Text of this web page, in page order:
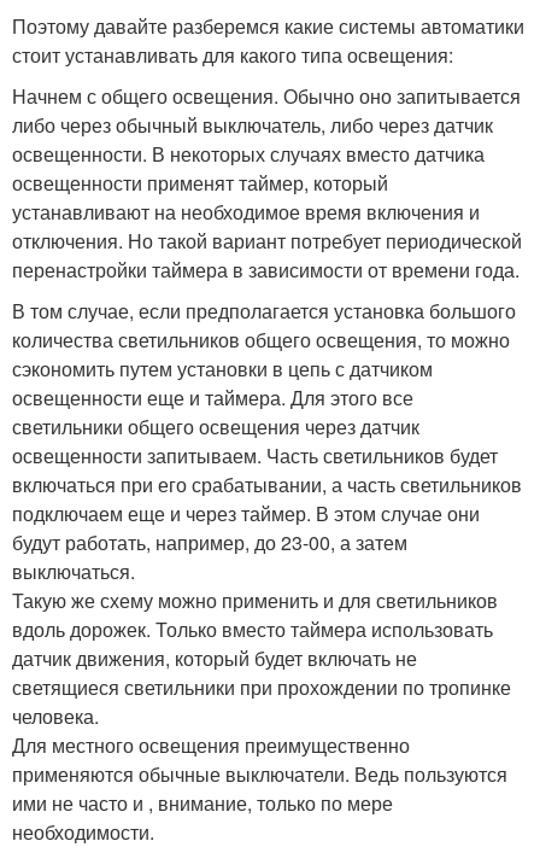
Поэтому давайте разберемся какие системы автоматики
стоит устанавливать для какого типа освещения:
Начнем с общего освещения. Обычно оно запитывается
либо через обычный выключатель, либо через датчик
освещенности. В некоторых случаях вместо датчика
освещенности применят таймер, который
устанавливают на необходимое время включения и
отключения. Но такой вариант потребует периодической
перенастройки таймера в зависимости от времени года.
В том случае, если предполагается установка большого
количества светильников общего освещения, то можно
сэкономить путем установки в цепь с датчиком
освещенности еще и таймера. Для этого все
светильники общего освещения через датчик
освещенности запитываем. Часть светильников будет
включаться при его срабатывании, а часть светильников
подключаем еще и через таймер. В этом случае они
будут работать, например, до 23-00, а затем
выключаться.
Такую же схему можно применить и для светильников
вдоль дорожек. Только вместо таймера использовать
датчик движения, который будет включать не
светящиеся светильники при прохождении по тропинке
человека.
Для местного освещения преимущественно
применяются обычные выключатели. Ведь пользуются
ими не часто и , внимание, только по мере
необходимости.